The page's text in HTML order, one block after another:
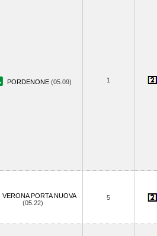
PORDENONE (05.09) 1
VERONA PORTA NUOVA
(05.22)
5